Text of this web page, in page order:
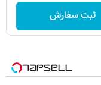
ثبت سفارش